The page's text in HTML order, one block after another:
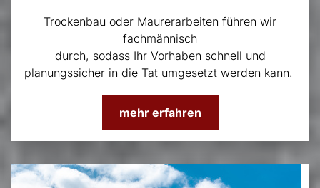
Trockenbau oder Maurerarbeiten führen wir
fachmännisch
durch, sodass Ihr Vorhaben schnell und
planungssicher in die Tat umgesetzt werden kann.
mehr erfahren